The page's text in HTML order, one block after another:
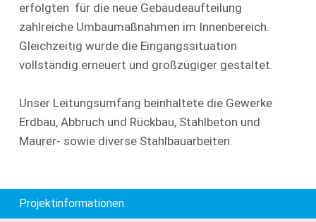
erfolgten für die neue Gebäudeaufteilung
zahlreiche Umbaumaßnahmen im Innenbereich.
Gleichzeitig wurde die Eingangssituation
vollständig erneuert und großzügiger gestaltet.
Unser Leitungsumfang beinhaltete die Gewerke
Erdbau, Abbruch und Rückbau, Stahlbeton und
Maurer- sowie diverse Stahlbauarbeiten.
Projektinformationen